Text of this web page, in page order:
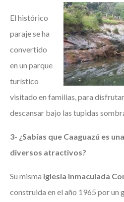
El histórico
paraje se ha
convertido
en un parque
turístico
visitado en familias, para
descansar bajo las tupidas
3- ¿Sabías que Caaguazú es
diversos atractivos?
Su misma Iglesia Inmaculada
construida en el año 1965 por un